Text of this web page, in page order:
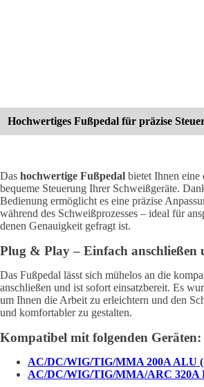
Hochwertiges Fußpedal für präzise
Das hochwertige Fußpedal bietet Ihnen eine
bequeme Steuerung Ihrer Schweißgeräte.
Bedienung ermöglicht es eine präzise
während des Schweißprozesses – ideal für
denen Genauigkeit gefragt ist.
Plug & Play – Einfach anschließen
Das Fußpedal lässt sich mühelos an die
anschließen und ist sofort einsatzbereit. Es
um Ihnen die Arbeit zu erleichtern und den
und komfortabler zu gestalten.
Kompatibel mit folgenden Geräten:
AC/DC/WIG/TIG/MMA 200A ALU
AC/DC/WIG/TIG/MMA/ARC 320A